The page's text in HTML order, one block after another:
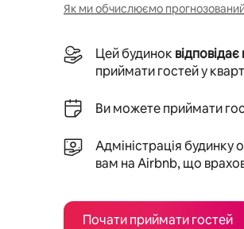
Як ми обчислюємо
Цей будинок
приймати гостей у
Ви можете приймати
Адміністрація будинку
вам на Airbnb, що
Почати приймати гостей